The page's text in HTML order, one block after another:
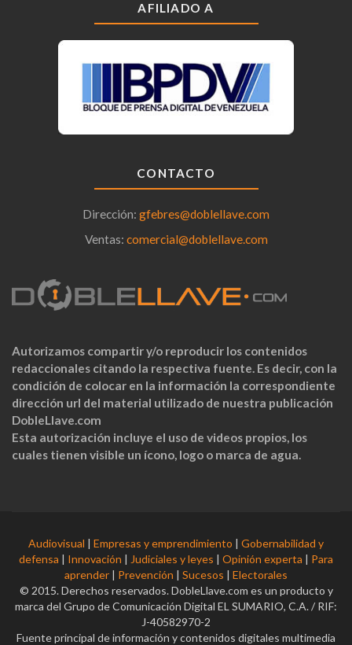
AFILIADO A
CONTACTO
Dirección: gfebres@doblellave.com
Ventas: comercial@doblellave.com
Autorizamos compartir y/o reproducir los contenidos
redaccionales citando la respectiva fuente. Es decir, con la
condición de colocar en la información la correspondiente
dirección url del material utilizado de nuestra publicación
DobleLlave.com
Esta autorización incluye el uso de videos propios, los
cuales tienen visible un ícono, logo o marca de agua.
Audiovisual | Empresas y emprendimiento | Gobernabilidad y
defensa | Innovación | Judiciales y leyes | Opinión experta | Para
aprender | Prevención | Sucesos | Electorales
© 2015. Derechos reservados. DobleLlave.com es un producto y
marca del Grupo de Comunicación Digital EL SUMARIO, C.A. / RIF:
J-40582970-2
Fuente principal de información y contenidos digitales multimedia